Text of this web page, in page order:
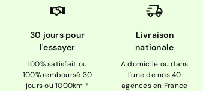
30 jours pour
l'essayer
100% satisfait ou
100% remboursé 30
jours ou 1000km *
Livraison
nationale
A domicile ou dans
l'une de nos 40
agences en France